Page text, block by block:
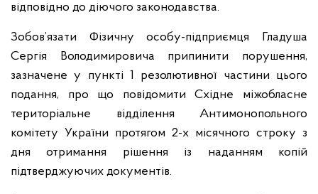
відповідно до діючого законодавства.
Зобов’язати Фізичну особу-підприємця Гладуша
Сергія Володимировича припинити порушення,
зазначене у пункті 1 резолютивної частини цього
подання, про що повідомити Східне міжобласне
територіальне відділення Антимонопольного
комітету України протягом 2-х місячного строку з
дня отримання рішення із наданням копій
підтверджуючих документів.